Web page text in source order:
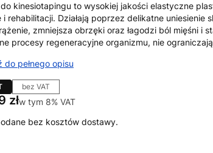
kinesiotapingu to wysokiej jakości elastyczne
i rehabilitacji. Działają poprzez delikatne uniesienie
zmniejsza obrzęki oraz łagodzi ból mięśni i
procesy regeneracyjne organizmu, nie
do pełnego opisu
bez VAT
złw tym 8% VAT
w tym 8% VAT
bez kosztów dostawy.